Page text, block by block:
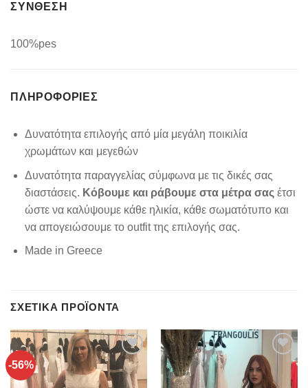
ΣΥΝΘΕΣΗ
100%pes
ΠΛΗΡΟΦΟΡΊΕΣ
Δυνατότητα επιλογής από μία μεγάλη ποικιλία
χρωμάτων και μεγεθών
Δυνατότητα παραγγελίας σύμφωνα με τις δικές σας
διαστάσεις. Κόβουμε και ράβουμε στα μέτρα σας έτσι
ώστε να καλύψουμε κάθε ηλικία, κάθε σωματότυπο και
να απογειώσουμε το outfit της επιλογής σας.
Made in Greece
ΣΧΕΤΙΚΆ ΠΡΟΪΌΝΤΑ
-56%
Add to
wishlist
Add to
wishlist